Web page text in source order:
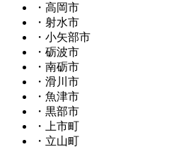
・高岡市
・射水市
・小矢部市
・砺波市
・南砺市
・滑川市
・魚津市
・黒部市
・上市町
・立山町